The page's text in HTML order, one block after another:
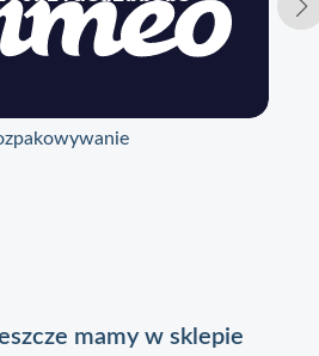
mamy w sklepie